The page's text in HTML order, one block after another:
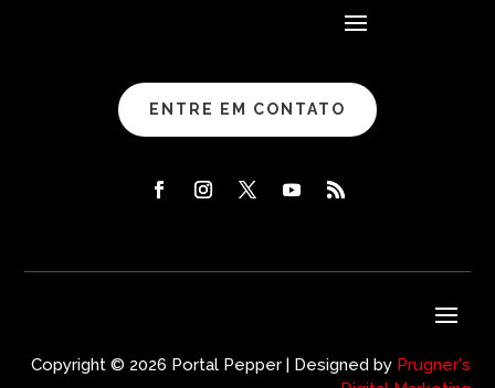
ENTRE EM CONTATO
Copyright © 2026 Portal Pepper | Designed by Prugner's